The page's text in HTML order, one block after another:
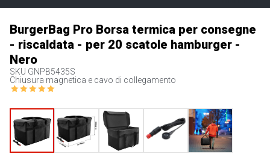
BurgerBag Pro Borsa termica per consegne
- riscaldata - per 20 scatole hamburger -
Nero
SKU GNPB5435S
Chiusura magnetica e cavo di collegamento